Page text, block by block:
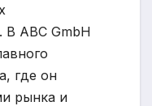
В ABC GmbH
где он
рынка и